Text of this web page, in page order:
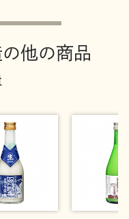
他の商品